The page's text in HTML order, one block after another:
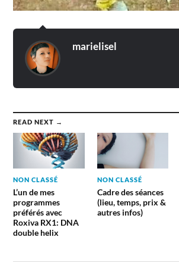
marielisel
READ NEXT →
NON CLASSÉ
L’un de mes
programmes
préférés avec
Roxiva RX1: DNA
double helix
NON CLASSÉ
Cadre des séances
(lieu, temps, prix &
autres infos)